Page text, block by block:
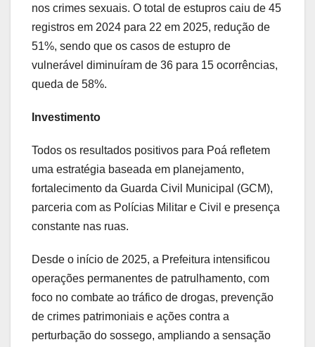
nos crimes sexuais. O total de estupros caiu de 45
registros em 2024 para 22 em 2025, redução de
51%, sendo que os casos de estupro de
vulnerável diminuíram de 36 para 15 ocorrências,
queda de 58%.
Investimento
Todos os resultados positivos para Poá refletem
uma estratégia baseada em planejamento,
fortalecimento da Guarda Civil Municipal (GCM),
parceria com as Polícias Militar e Civil e presença
constante nas ruas.
Desde o início de 2025, a Prefeitura intensificou
operações permanentes de patrulhamento, com
foco no combate ao tráfico de drogas, prevenção
de crimes patrimoniais e ações contra a
perturbação do sossego, ampliando a sensação